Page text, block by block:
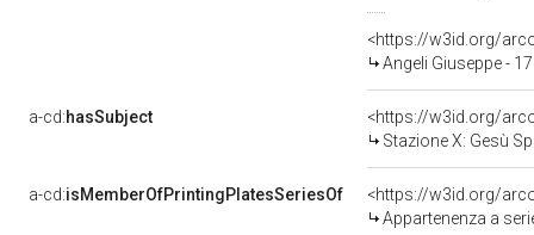
<https://w3id.org/
Angeli Giuseppe -
a-cd:hasSubject
<https://w3id.org/
Stazione X: Gesù
a-cd:isMemberOfPrintingPlatesSeriesOf
<https://w3id.org/
Appartenenza a